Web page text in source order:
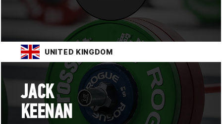
UNITED KINGDOM
JACK
KEENAN